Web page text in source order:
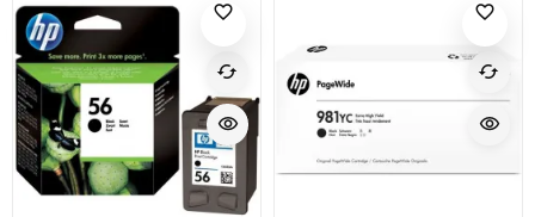
favorite_border
cached
visibility
favorite_border
cached
visibility